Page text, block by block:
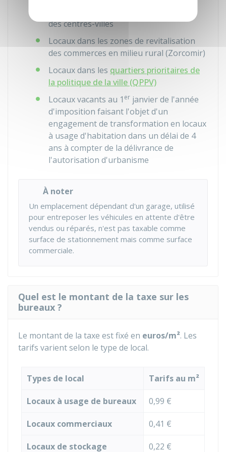
des centres-villes
Locaux dans les zones de revitalisation
des commerces en milieu rural (Zorcomir)
Locaux dans les quartiers prioritaires de
la politique de la ville (QPPV)
Locaux vacants au 1 er janvier de l'année
d'imposition faisant l'objet d'un
engagement de transformation en locaux
à usage d'habitation dans un délai de 4
ans à compter de la délivrance de
l'autorisation d'urbanisme
À noter
Un emplacement dépendant d'un garage, utilisé
pour entreposer les véhicules en attente d'être
vendus ou réparés, n'est pas taxable comme
surface de stationnement mais comme surface
commerciale.
Quel est le montant de la taxe sur les
bureaux ?
Le montant de la taxe est fixé en euros/m². Les
tarifs varient selon le type de local.
Types de local Tarifs au m²
Locaux à usage de bureaux 0,99 €
Locaux commerciaux 0,41 €
Locaux de stockage 0,22 €